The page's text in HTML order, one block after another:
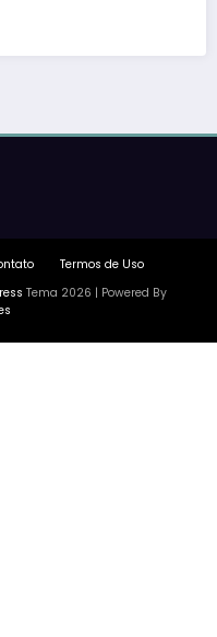
Termos de Uso
Tema 2026 | Powered By